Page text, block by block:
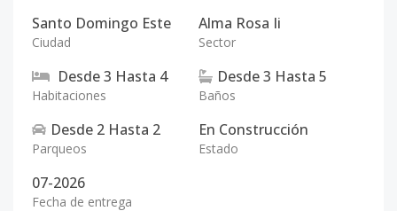
Santo Domingo Este
Ciudad
Alma Rosa Ii
Sector
Desde3 Hasta 4
Habitaciones
Desde3 Hasta 5
Baños
Desde 2 Hasta 2
Parqueos
En Construcción
Estado
07-2026
Fecha de entrega